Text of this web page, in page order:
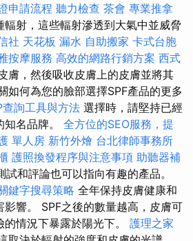
申請流程 聽力檢查 茶會 專業推拿
輻射，這些輻射滲透到大氣中並威脅
社 天花板 漏水 自助搬家 卡式台胞
按摩服務 高效的網路行銷方案 西式
膚，然後吸收皮膚上的皮膚並將其
如何為您的臉部選擇SPF產品的更多
查詢工具與方法 選擇時，請堅持已經
名品牌。 全方位的SEO服務，提
單人房 新竹外燴 台北律師事務所
護照換發程序與注意事項 助聽器補
試和評論也可以指向有趣的產品。
鍵字搜尋策略 全年保持皮膚健康和
響。 SPF之後的數量越高，皮膚可
情況下暴露於陽光下。 護理之家